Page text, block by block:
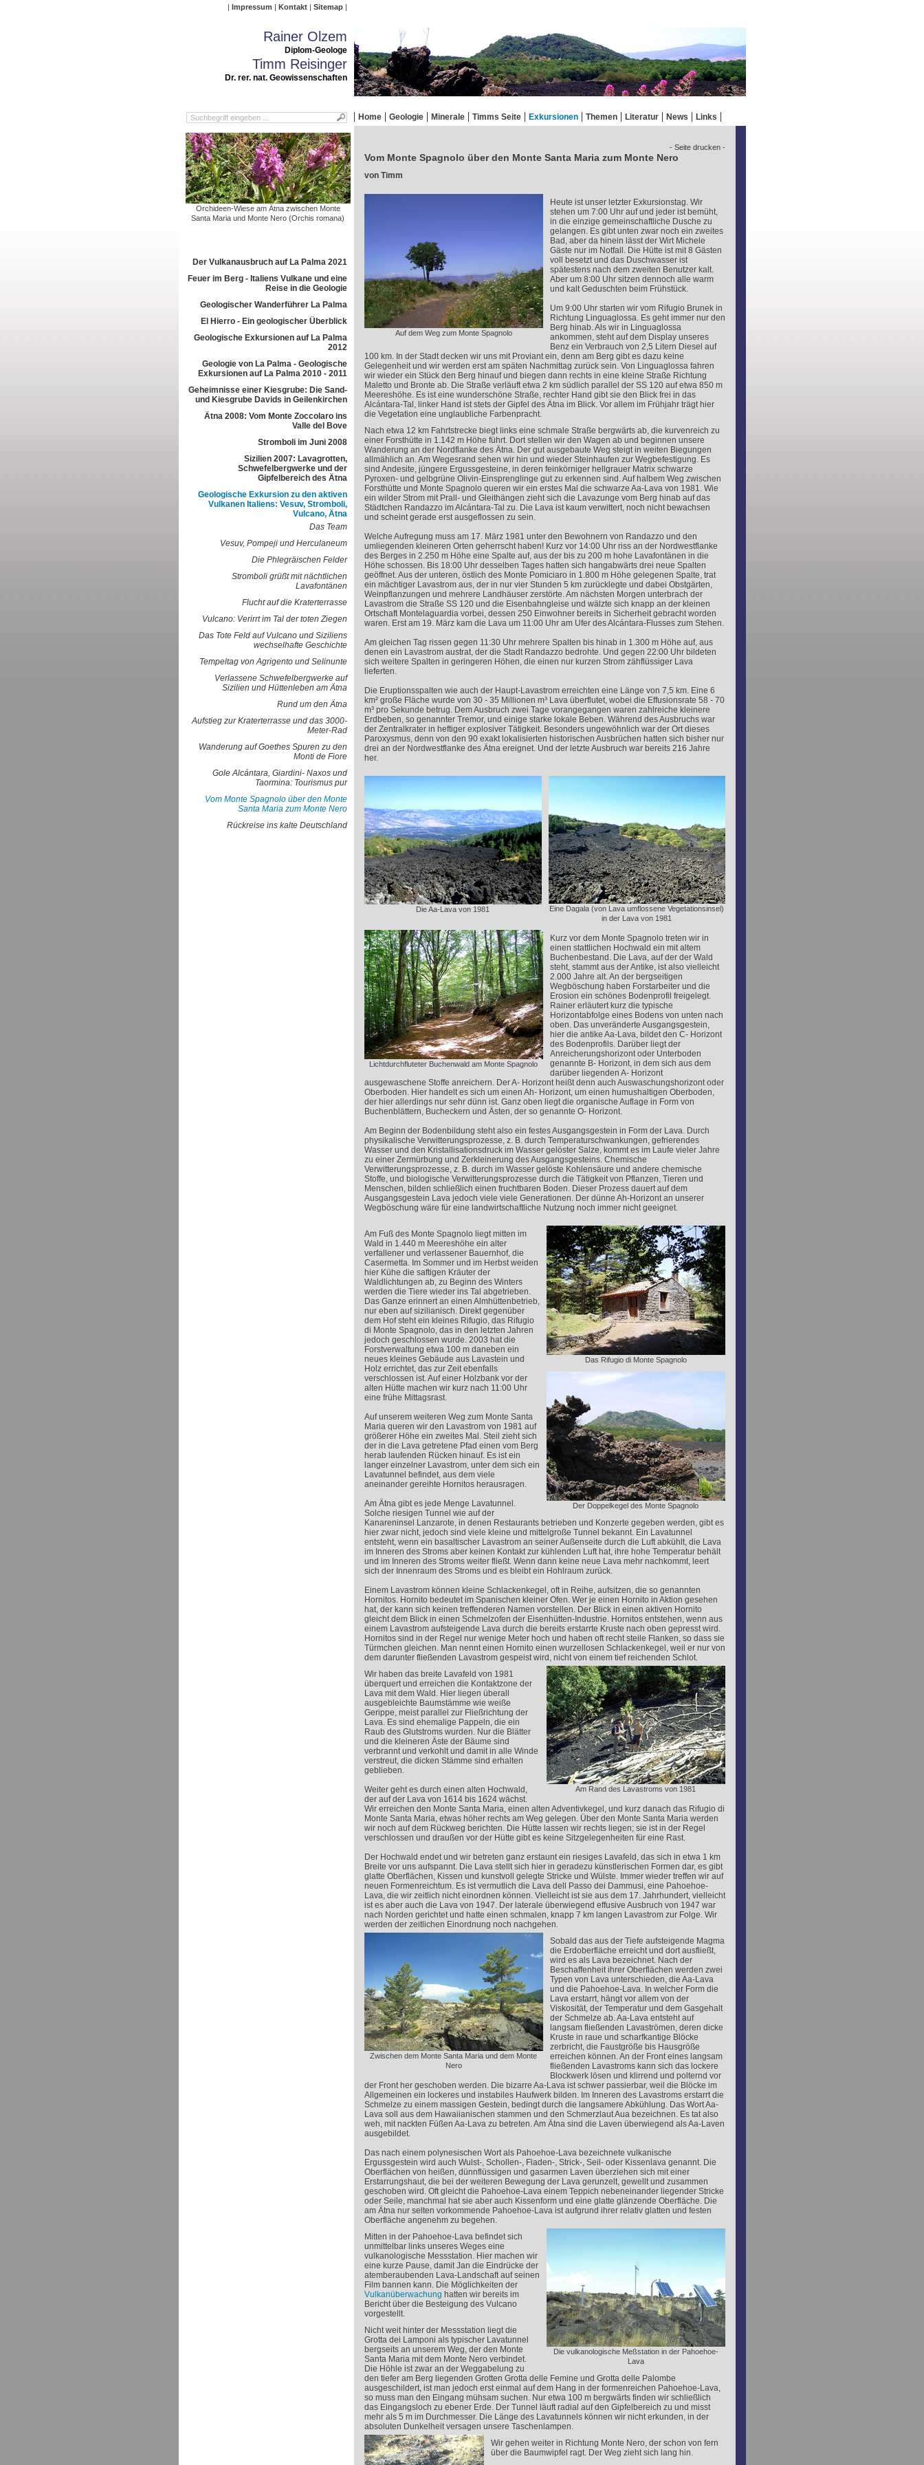
Impressum Kontakt Sitemap
Rainer Olzem
Diplom-Geologe
Timm Reisinger
Dr. rer. nat. Geowissenschaften
Home Geologie Minerale Timms Seite Exkursionen Themen Literatur News Links
Orchideen-Wiese am Ätna zwischen Monte
Santa Maria und Monte Nero (Orchis romana)
Der Vulkanausbruch auf La Palma 2021
Feuer im Berg - Italiens Vulkane und eine
Reise in die Geologie
Geologischer Wanderführer La Palma
El Hierro - Ein geologischer Überblick
Geologische Exkursionen auf La Palma
2012
Geologie von La Palma - Geologische
Exkursionen auf La Palma 2010 - 2011
Geheimnisse einer Kiesgrube: Die Sand-
und Kiesgrube Davids in Geilenkirchen
Ätna 2008: Vom Monte Zoccolaro ins
Valle del Bove
Stromboli im Juni 2008
Sizilien 2007: Lavagrotten,
Schwefelbergwerke und der
Gipfelbereich des Ätna
Geologische Exkursion zu den aktiven
Vulkanen Italiens: Vesuv, Stromboli,
Vulcano, Ätna
Das Team
Vesuv, Pompeji und Herculaneum
Die Phlegräischen Felder
Stromboli grüßt mit nächtlichen
Lavafontänen
Flucht auf die Kraterterrasse
Vulcano: Verirrt im Tal der toten Ziegen
Das Tote Feld auf Vulcano und Siziliens
wechselhafte Geschichte
Tempeltag von Agrigento und Selinunte
Verlassene Schwefelbergwerke auf
Sizilien und Hüttenleben am Ätna
Rund um den Ätna
Aufstieg zur Kraterterrasse und das 3000-
Meter-Rad
Wanderung auf Goethes Spuren zu den
Monti de Fiore
Gole Alcántara, Giardini- Naxos und
Taormina: Tourismus pur
Vom Monte Spagnolo über den Monte
Santa Maria zum Monte Nero
Rückreise ins kalte Deutschland
- Seite drucken -
Vom Monte Spagnolo über den Monte Santa Maria zum Monte Nero
von Timm
Auf dem Weg zum Monte Spagnolo
Heute ist unser letzter Exkursionstag. Wir
stehen um 7:00 Uhr auf und jeder ist bemüht,
in die einzige gemeinschaftliche Dusche zu
gelangen. Es gibt unten zwar noch ein zweites
Bad, aber da hinein lässt der Wirt Michele
Gäste nur im Notfall. Die Hütte ist mit 8 Gästen
voll besetzt und das Duschwasser ist
spätestens nach dem zweiten Benutzer kalt.
Aber um 8:00 Uhr sitzen dennoch alle warm
und kalt Geduschten beim Frühstück.
Um 9:00 Uhr starten wir vom Rifugio Brunek in
Richtung Linguaglossa. Es geht immer nur den
Berg hinab. Als wir in Linguaglossa
ankommen, steht auf dem Display unseres
Benz ein Verbrauch von 2,5 Litern Diesel auf
100 km. In der Stadt decken wir uns mit Proviant ein, denn am Berg gibt es dazu keine
Gelegenheit und wir werden erst am späten Nachmittag zurück sein. Von Linguaglossa fahren
wir wieder ein Stück den Berg hinauf und biegen dann rechts in eine kleine Straße Richtung
Maletto und Bronte ab. Die Straße verläuft etwa 2 km südlich parallel der SS 120 auf etwa 850 m
Meereshöhe. Es ist eine wunderschöne Straße, rechter Hand gibt sie den Blick frei in das
Alcántara-Tal, linker Hand ist stets der Gipfel des Ätna im Blick. Vor allem im Frühjahr trägt hier
die Vegetation eine unglaubliche Farbenpracht.
Nach etwa 12 km Fahrtstrecke biegt links eine schmale Straße bergwärts ab, die kurvenreich zu
einer Forsthütte in 1.142 m Höhe führt. Dort stellen wir den Wagen ab und beginnen unsere
Wanderung an der Nordflanke des Ätna. Der gut ausgebaute Weg steigt in weiten Biegungen
allmählich an. Am Wegesrand sehen wir hin und wieder Steinhaufen zur Wegbefestigung. Es
sind Andesite, jüngere Ergussgesteine, in deren feinkörniger hellgrauer Matrix schwarze
Pyroxen- und gelbgrüne Olivin-Einsprenglinge gut zu erkennen sind. Auf halbem Weg zwischen
Forsthütte und Monte Spagnolo queren wir ein erstes Mal die schwarze Aa-Lava von 1981. Wie
ein wilder Strom mit Prall- und Gleithängen zieht sich die Lavazunge vom Berg hinab auf das
Städtchen Randazzo im Alcántara-Tal zu. Die Lava ist kaum verwittert, noch nicht bewachsen
und scheint gerade erst ausgeflossen zu sein.
Welche Aufregung muss am 17. März 1981 unter den Bewohnern von Randazzo und den
umliegenden kleineren Orten geherrscht haben! Kurz vor 14:00 Uhr riss an der Nordwestflanke
des Berges in 2.250 m Höhe eine Spalte auf, aus der bis zu 200 m hohe Lavafontänen in die
Höhe schossen. Bis 18:00 Uhr desselben Tages hatten sich hangabwärts drei neue Spalten
geöffnet. Aus der unteren, östlich des Monte Pomiciaro in 1.800 m Höhe gelegenen Spalte, trat
ein mächtiger Lavastrom aus, der in nur vier Stunden 5 km zurücklegte und dabei Obstgärten,
Weinpflanzungen und mehrere Landhäuser zerstörte. Am nächsten Morgen unterbrach der
Lavastrom die Straße SS 120 und die Eisenbahngleise und wälzte sich knapp an der kleinen
Ortschaft Montelaguardia vorbei, dessen 250 Einwohner bereits in Sicherheit gebracht worden
waren. Erst am 19. März kam die Lava um 11:00 Uhr am Ufer des Alcántara-Flusses zum Stehen.
Am gleichen Tag rissen gegen 11:30 Uhr mehrere Spalten bis hinab in 1.300 m Höhe auf, aus
denen ein Lavastrom austrat, der die Stadt Randazzo bedrohte. Und gegen 22:00 Uhr bildeten
sich weitere Spalten in geringeren Höhen, die einen nur kurzen Strom zähflüssiger Lava
lieferten.
Die Eruptionsspalten wie auch der Haupt-Lavastrom erreichten eine Länge von 7,5 km. Eine 6
km² große Fläche wurde von 30 - 35 Millionen m³ Lava überflutet, wobei die Effusionsrate 58 - 70
m³ pro Sekunde betrug. Dem Ausbruch zwei Tage vorangegangen waren zahlreiche kleinere
Erdbeben, so genannter Tremor, und einige starke lokale Beben. Während des Ausbruchs war
der Zentralkrater in heftiger explosiver Tätigkeit. Besonders ungewöhnlich war der Ort dieses
Paroxysmus, denn von den 90 exakt lokalisierten historischen Ausbrüchen hatten sich bisher nur
drei an der Nordwestflanke des Ätna ereignet. Und der letzte Ausbruch war bereits 216 Jahre
her.
Die Aa-Lava von 1981
Eine Dagala (von Lava umflossene Vegetationsinsel)
in der Lava von 1981
Lichtdurchfluteter Buchenwald am Monte Spagnolo
Kurz vor dem Monte Spagnolo treten wir in
einen stattlichen Hochwald ein mit altem
Buchenbestand. Die Lava, auf der der Wald
steht, stammt aus der Antike, ist also vielleicht
2.000 Jahre alt. An der bergseitigen
Wegböschung haben Forstarbeiter und die
Erosion ein schönes Bodenprofil freigelegt.
Rainer erläutert kurz die typische
Horizontabfolge eines Bodens von unten nach
oben. Das unveränderte Ausgangsgestein,
hier die antike Aa-Lava, bildet den C- Horizont
des Bodenprofils. Darüber liegt der
Anreicherungshorizont oder Unterboden
genannte B- Horizont, in dem sich aus dem
darüber liegenden A- Horizont
ausgewaschene Stoffe anreichern. Der A- Horizont heißt denn auch Auswaschungshorizont oder
Oberboden. Hier handelt es sich um einen Ah- Horizont, um einen humushaltigen Oberboden,
der hier allerdings nur sehr dünn ist. Ganz oben liegt die organische Auflage in Form von
Buchenblättern, Bucheckern und Ästen, der so genannte O- Horizont.
Am Beginn der Bodenbildung steht also ein festes Ausgangsgestein in Form der Lava. Durch
physikalische Verwitterungsprozesse, z. B. durch Temperaturschwankungen, gefrierendes
Wasser und den Kristallisationsdruck im Wasser gelöster Salze, kommt es im Laufe vieler Jahre
zu einer Zermürbung und Zerkleinerung des Ausgangsgesteins. Chemische
Verwitterungsprozesse, z. B. durch im Wasser gelöste Kohlensäure und andere chemische
Stoffe, und biologische Verwitterungsprozesse durch die Tätigkeit von Pflanzen, Tieren und
Menschen, bilden schließlich einen fruchtbaren Boden. Dieser Prozess dauert auf dem
Ausgangsgestein Lava jedoch viele viele Generationen. Der dünne Ah-Horizont an unserer
Wegböschung wäre für eine landwirtschaftliche Nutzung noch immer nicht geeignet.
Das Rifugio di Monte Spagnolo
Der Doppelkegel des Monte Spagnolo
Am Fuß des Monte Spagnolo liegt mitten im
Wald in 1.440 m Meereshöhe ein alter
verfallener und verlassener Bauernhof, die
Casermetta. Im Sommer und im Herbst weiden
hier Kühe die saftigen Kräuter der
Waldlichtungen ab, zu Beginn des Winters
werden die Tiere wieder ins Tal abgetrieben.
Das Ganze erinnert an einen Almhüttenbetrieb,
nur eben auf sizilianisch. Direkt gegenüber
dem Hof steht ein kleines Rifugio, das Rifugio
di Monte Spagnolo, das in den letzten Jahren
jedoch geschlossen wurde. 2003 hat die
Forstverwaltung etwa 100 m daneben ein
neues kleines Gebäude aus Lavastein und
Holz errichtet, das zur Zeit ebenfalls
verschlossen ist. Auf einer Holzbank vor der
alten Hütte machen wir kurz nach 11:00 Uhr
eine frühe Mittagsrast.
Auf unserem weiteren Weg zum Monte Santa
Maria queren wir den Lavastrom von 1981 auf
größerer Höhe ein zweites Mal. Steil zieht sich
der in die Lava getretene Pfad einen vom Berg
herab laufenden Rücken hinauf. Es ist ein
langer einzelner Lavastrom, unter dem sich ein
Lavatunnel befindet, aus dem viele
aneinander gereihte Hornitos herausragen.
Am Ätna gibt es jede Menge Lavatunnel.
Solche riesigen Tunnel wie auf der
Kanareninsel Lanzarote, in denen Restaurants betrieben und Konzerte gegeben werden, gibt es
hier zwar nicht, jedoch sind viele kleine und mittelgroße Tunnel bekannt. Ein Lavatunnel
entsteht, wenn ein basaltischer Lavastrom an seiner Außenseite durch die Luft abkühlt, die Lava
im Inneren des Stroms aber keinen Kontakt zur kühlenden Luft hat, ihre hohe Temperatur behält
und im Inneren des Stroms weiter fließt. Wenn dann keine neue Lava mehr nachkommt, leert
sich der Innenraum des Stroms und es bleibt ein Hohlraum zurück.
Einem Lavastrom können kleine Schlackenkegel, oft in Reihe, aufsitzen, die so genannten
Hornitos. Hornito bedeutet im Spanischen kleiner Ofen. Wer je einen Hornito in Aktion gesehen
hat, der kann sich keinen treffenderen Namen vorstellen. Der Blick in einen aktiven Hornito
gleicht dem Blick in einen Schmelzofen der Eisenhütten-Industrie. Hornitos entstehen, wenn aus
einem Lavastrom aufsteigende Lava durch die bereits erstarrte Kruste nach oben gepresst wird.
Hornitos sind in der Regel nur wenige Meter hoch und haben oft recht steile Flanken, so dass sie
Türmchen gleichen. Man nennt einen Hornito einen wurzellosen Schlackenkegel, weil er nur von
dem darunter fließenden Lavastrom gespeist wird, nicht von einem tief reichenden Schlot.
Am Rand des Lavastroms von 1981
Wir haben das breite Lavafeld von 1981
überquert und erreichen die Kontaktzone der
Lava mit dem Wald. Hier liegen überall
ausgebleichte Baumstämme wie weiße
Gerippe, meist parallel zur Fließrichtung der
Lava. Es sind ehemalige Pappeln, die ein
Raub des Glutstroms wurden. Nur die Blätter
und die kleineren Äste der Bäume sind
verbrannt und verkohlt und damit in alle Winde
verstreut, die dicken Stämme sind erhalten
geblieben.
Weiter geht es durch einen alten Hochwald,
der auf der Lava von 1614 bis 1624 wächst.
Wir erreichen den Monte Santa Maria, einen alten Adventivkegel, und kurz danach das Rifugio di
Monte Santa Maria, etwas höher rechts am Weg gelegen. Über den Monte Santa Maria werden
wir noch auf dem Rückweg berichten. Die Hütte lassen wir rechts liegen; sie ist in der Regel
verschlossen und draußen vor der Hütte gibt es keine Sitzgelegenheiten für eine Rast.
Der Hochwald endet und wir betreten ganz erstaunt ein riesiges Lavafeld, das sich in etwa 1 km
Breite vor uns aufspannt. Die Lava stellt sich hier in geradezu künstlerischen Formen dar, es gibt
glatte Oberflächen, Kissen und kunstvoll gelegte Stricke und Wülste. Immer wieder treffen wir auf
neuen Formenreichtum. Es ist vermutlich die Lava dell Passo dei Dammusi, eine Pahoehoe-
Lava, die wir zeitlich nicht einordnen können. Vielleicht ist sie aus dem 17. Jahrhundert, vielleicht
ist es aber auch die Lava von 1947. Der laterale überwiegend effusive Ausbruch von 1947 war
nach Norden gerichtet und hatte einen schmalen, knapp 7 km langen Lavastrom zur Folge. Wir
werden der zeitlichen Einordnung noch nachgehen.
Zwischen dem Monte Santa Maria und dem Monte
Nero
Sobald das aus der Tiefe aufsteigende Magma
die Erdoberfläche erreicht und dort ausfließt,
wird es als Lava bezeichnet. Nach der
Beschaffenheit ihrer Oberflächen werden zwei
Typen von Lava unterschieden, die Aa-Lava
und die Pahoehoe-Lava. In welcher Form die
Lava erstarrt, hängt vor allem von der
Viskosität, der Temperatur und dem Gasgehalt
der Schmelze ab. Aa-Lava entsteht auf
langsam fließenden Lavaströmen, deren dicke
Kruste in raue und scharfkantige Blöcke
zerbricht, die Faustgröße bis Hausgröße
erreichen können. An der Front eines langsam
fließenden Lavastroms kann sich das lockere
Blockwerk lösen und klirrend und polternd vor
der Front her geschoben werden. Die bizarre Aa-Lava ist schwer passierbar, weil die Blöcke im
Allgemeinen ein lockeres und instabiles Haufwerk bilden. Im Inneren des Lavastroms erstarrt die
Schmelze zu einem massigen Gestein, bedingt durch die langsamere Abkühlung. Das Wort Aa-
Lava soll aus dem Hawaiianischen stammen und den Schmerzlaut Aua bezeichnen. Es tat also
weh, mit nackten Füßen Aa-Lava zu betreten. Am Ätna sind die Laven überwiegend als Aa-Laven
ausgebildet.
Das nach einem polynesischen Wort als Pahoehoe-Lava bezeichnete vulkanische
Ergussgestein wird auch Wulst-, Schollen-, Fladen-, Strick-, Seil- oder Kissenlava genannt. Die
Oberflächen von heißen, dünnflüssigen und gasarmen Laven überziehen sich mit einer
Erstarrungshaut, die bei der weiteren Bewegung der Lava gerunzelt, gewellt und zusammen
geschoben wird. Oft gleicht die Pahoehoe-Lava einem Teppich nebeneinander liegender Stricke
oder Seile, manchmal hat sie aber auch Kissenform und eine glatte glänzende Oberfläche. Die
am Ätna nur selten vorkommende Pahoehoe-Lava ist aufgrund ihrer relativ glatten und festen
Oberfläche angenehm zu begehen.
Die vulkanologische Meßstation in der Pahoehoe-
Lava
Mitten in der Pahoehoe-Lava befindet sich
unmittelbar links unseres Weges eine
vulkanologische Messstation. Hier machen wir
eine kurze Pause, damit Jan die Eindrücke der
atemberaubenden Lava-Landschaft auf seinen
Film bannen kann. Die Möglichkeiten der
Vulkanüberwachung hatten wir bereits im
Bericht über die Besteigung des Vulcano
vorgestellt.
Nicht weit hinter der Messstation liegt die
Grotta dei Lamponi als typischer Lavatunnel
bergseits an unserem Weg, der den Monte
Santa Maria mit dem Monte Nero verbindet.
Die Höhle ist zwar an der Weggabelung zu
den tiefer am Berg liegenden Grotten Grotta delle Femine und Grotta delle Palombe
ausgeschildert, ist man jedoch erst einmal auf dem Hang in der formenreichen Pahoehoe-Lava,
so muss man den Eingang mühsam suchen. Nur etwa 100 m bergwärts finden wir schließlich
das Eingangsloch zu ebener Erde. Der Tunnel läuft radial auf den Gipfelbereich zu und misst
mehr als 5 m im Durchmesser. Die Länge des Lavatunnels können wir nicht erkunden, in der
absoluten Dunkelheit versagen unsere Taschenlampen.
Wir gehen weiter in Richtung Monte Nero, der schon von fern
über die Baumwipfel ragt. Der Weg zieht sich lang hin.